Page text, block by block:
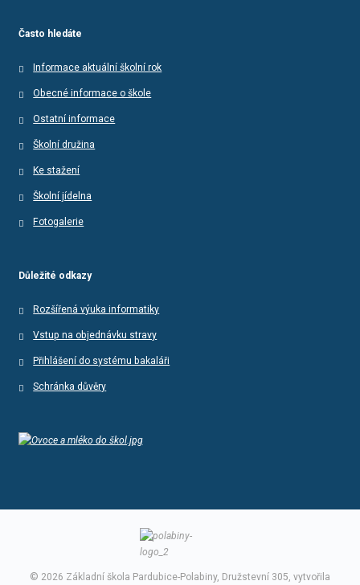
Často hledáte
Informace aktuální školní rok
Obecné informace o škole
Ostatní informace
Školní družina
Ke stažení
Školní jídelna
Fotogalerie
Důležité odkazy
Rozšířená výuka informatiky
Vstup na objednávku stravy
Přihlášení do systému bakaláři
Schránka důvěry
© 2026 Základní škola Pardubice-Polabiny, Družstevní 305, vytvořila